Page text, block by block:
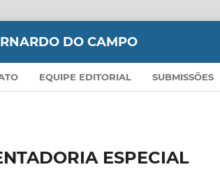
DO CAMPO
EQUIPE EDITORIAL SUBMISSÕES
ESPECIAL